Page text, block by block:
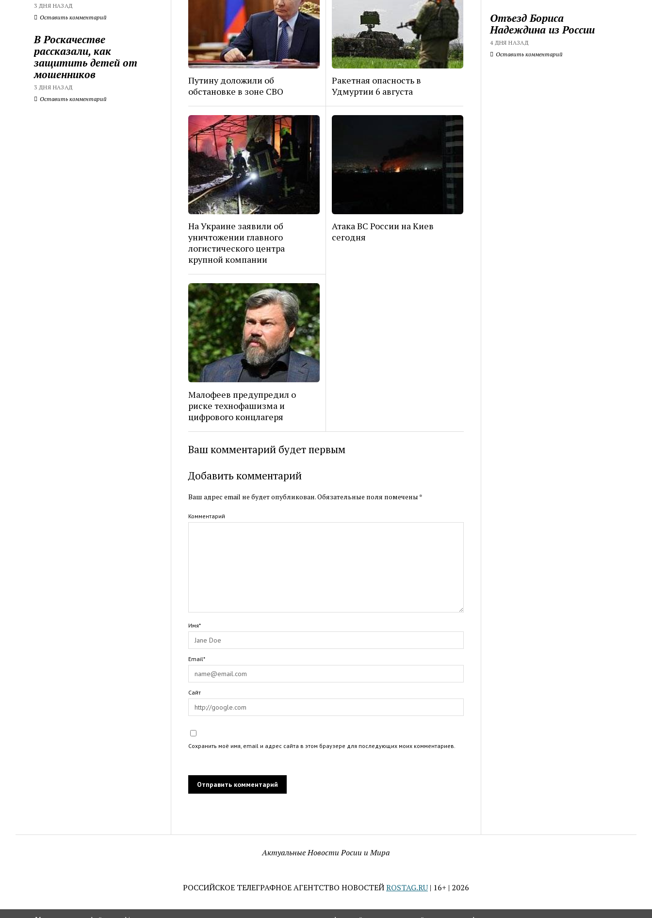
3 ДНЯ НАЗАД
Оставить комментарий
В Роскачестве
рассказали, как
защитить детей от
мошенников
3 ДНЯ НАЗАД
Оставить комментарий
Путину доложили об
обстановке в зоне СВО
Ракетная опасность в
Удмуртии 6 августа
На Украине заявили об
уничтожении главного
логистического центра
крупной компании
Атака ВС России на Киев
сегодня
Малофеев предупредил о
риске технофашизма и
цифрового концлагеря
Ваш комментарий будет первым
Добавить комментарий
Ваш адрес email не будет опубликован.Обязательные поля помечены *
Комментарий
Имя*
Email*
Сайт
Сохранить моё имя, email и адрес сайта в этом браузере для последующих моих комментариев.
Отъезд Бориса
Надеждина из России
4 ДНЯ НАЗАД
Оставить комментарий
Актуальные Новости Росии и Мира
РОССИЙСКОЕ ТЕЛЕГРАФНОЕ АГЕНТСТВО НОВОСТЕЙROSTAG.RU | 16+ | 2026